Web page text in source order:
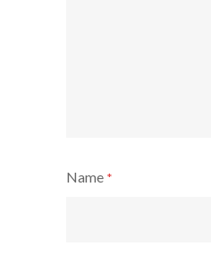
Name *